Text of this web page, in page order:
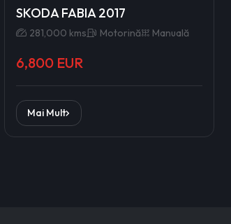
SKODA FABIA 2017
281,000 kms Motorină Manuală
6,800 EUR
Mai Mult